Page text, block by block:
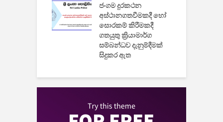
ජංගම දුරකථන
අස්ථානගතවීමකදී හෝ
සොරකම් කිරීමකදී
ගතයුතු ක්‍රියාමාර්ග
සම්බන්ධව දැනුම්දීමක්
සිදුකර ඇත